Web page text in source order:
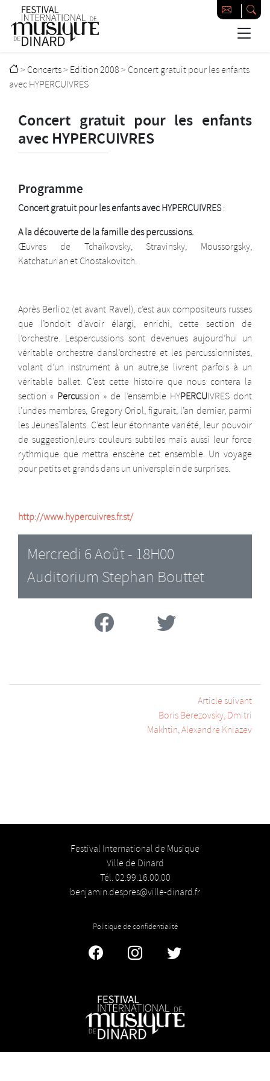
Passer au contenu principal
Festival international de musique de Dinard
> Concerts> Edition 2008> Concert gratuit pour les enfants
avec HYPERCUIVRES
Concert gratuit pour les enfants
avec HYPERCUIVRES
Programme
Concert gratuit pour les enfants avec HYPERCUIVRES:
A la découverte de la famille des percussions.
Œuvres de Tchaïkovsky, Stravinsky, Moussorgsky,
Katchaturian et Chostakovitch.
Après Berlioz (et avant Ravel), c’est aux compositeurs russes
que l’ondoit d’avoir élargi, enrichi, cette section de
l’orchestre. Lespercussions sont devenues aujourd’hui un
véritable orchestre dansl’orchestre et les percussionnistes,
volant d’un instrument à un autre,se livrent parfois à un
véritable ballet. C’est cette histoire que nous contera la
section « Percussion » de l’ensemble HYPERCUIVRES dont
l’undes membres, Gregory Oriol, figurait, l’an dernier, parmi
les JeunesTalents. C’est leur étonnante variété, leur pouvoir
de suggestion,leurs couleurs subtiles mais aussi leur force
rythmique que mettra enscène cet ensemble. Un voyage
pour petits et grands dans un universplein de surprises.
http://www.hypercuivres.fr.st/
Mercredi 6 Août - 18H00
Auditorium Stephan Bouttet
FacebookTwitter
Article suivant
Boris Berezovsky, Dmitri
Makhtin, Alexandre Kniazev
Festival International de Musique
Ville de Dinard
Tél. 02.99.16.00.00
benjamin.despres@ville-dinard.fr
Politique de confidentialité
FacebookInstagram
© Festival de Musique de Dinard 2026